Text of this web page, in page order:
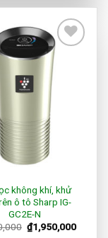
Add to
Wishlist
không khí, khử
ô tô Sharp IG-
GC2E-N
₫1,950,000